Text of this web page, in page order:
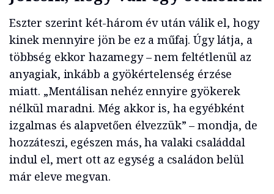
Eszter szerint két-három év után válik el, hogy
kinek mennyire jön be ez a műfaj. Úgy látja, a
többség ekkor hazamegy – nem feltétlenül az
anyagiak, inkább a gyökértelenség érzése
miatt. „Mentálisan nehéz ennyire gyökerek
nélkül maradni. Még akkor is, ha egyébként
izgalmas és alapvetően élvezzük” – mondja, de
hozzáteszi, egészen más, ha valaki családdal
indul el, mert ott az egység a családon belül
már eleve megvan.